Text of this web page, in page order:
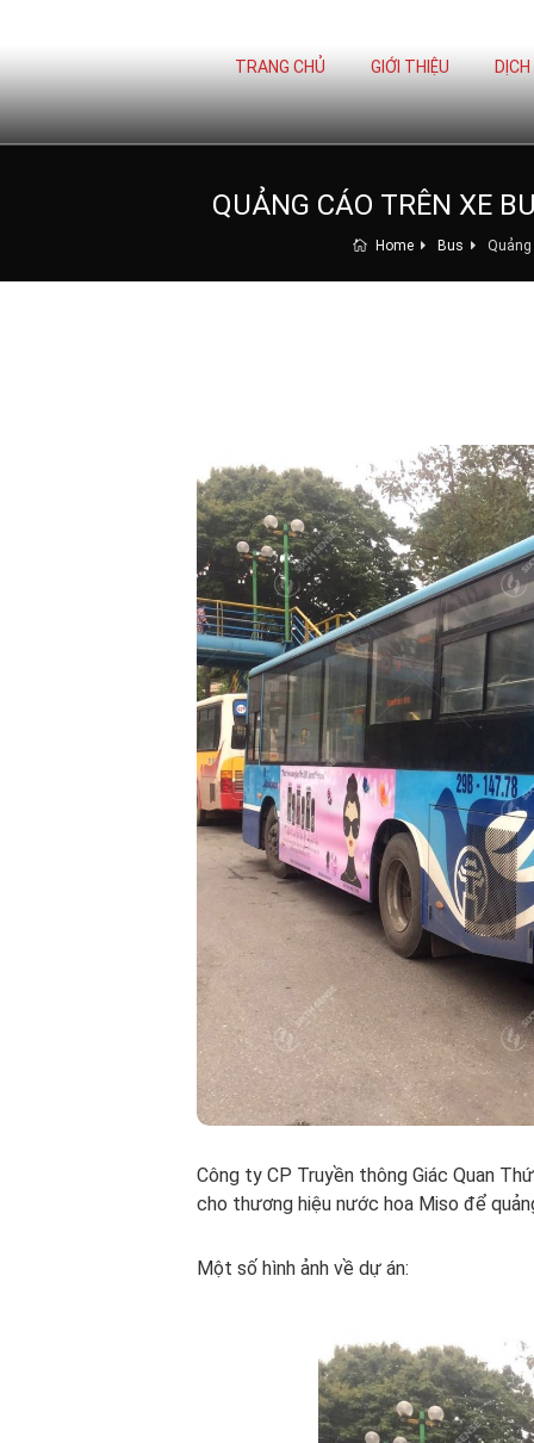
TRANG CHỦ GIỚI THIỆU
QUẢNG CÁO TRÊN XE
Home Bus
Công ty CP Truyền thông Giác Quan
cho thương hiệu nước hoa Miso để
Một số hình ảnh về dự án: